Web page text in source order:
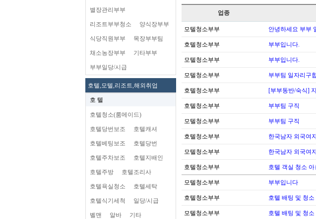
별장관리부부
리조트부부청소 양식장부부
식당직원부부 목장부부팀
채소농장부부 기타부부
부부일당/시급
호텔,모텔,리조트,해외취업
호 텔
호텔청소(룸메이드)
호텔당번보조 호텔캐셔
호텔베팅보조 호텔당번
호텔주차보조 호텔지배인
호텔주방 호텔조리사
호텔욕실청소 호텔세탁
호텔식기세척 일당/시급
벨맨 알바 기타
업종
모텔청소부부 안녕하세요 부부
호텔청소부부 부부입니다.
모텔청소부부 부부입니다.
모텔청소부부 부부팀 일자리구
호텔청소부부 [부부동반/숙식]
호텔청소부부 부부팀 구직
모텔청소부부 부부팀 구직
호텔청소부부 한국남자 외국여
모텔청소부부 한국남자 외국여
호텔청소부부 호텔 객실 청소
모텔청소부부 부부입니다
호텔청소부부 호텔 배팅 및 청
모텔청소부부 호텔 배팅 및 청